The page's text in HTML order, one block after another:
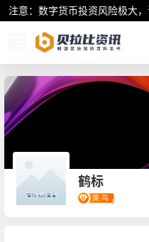
注意：数字货币投资风险极大
鹤标